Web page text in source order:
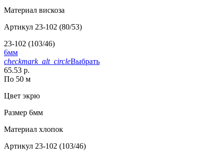
Материал вискоза
Артикул 23-102 (80/53)
23-102 (103/46)
6мм
checkmark_alt_circleВыбрать
65.53 р.
По 50 м
Цвет экрю
Размер 6мм
Материал хлопок
Артикул 23-102 (103/46)